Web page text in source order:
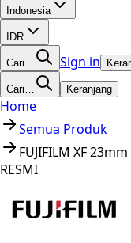
Indonesia
IDR
Cari… Sign in
Cari… Keranjang
Home
Semua Produk
FUJIFILM XF
RESMI